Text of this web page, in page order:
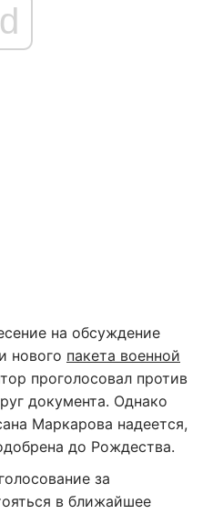
на обсуждение
нового пакета военной
проголосовал против
документа. Однако
Маркарова надеется,
до Рождества.
за
в ближайшее